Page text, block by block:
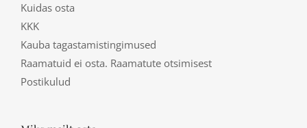
Kuidas osta
KKK
Kauba tagastamistingimused
Raamatuid ei osta. Raamatute otsimisest
Postikulud